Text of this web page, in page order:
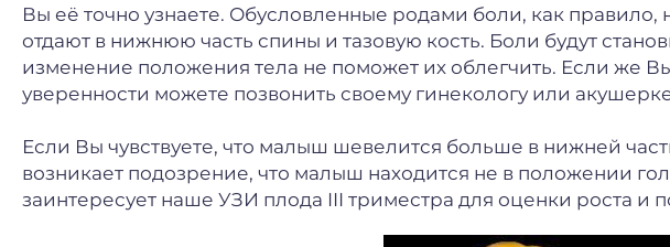
Вы её точно узнаете. Обусловленные родами боли, как правило,
отдают в нижнюю часть спины и тазовую кость. Боли будут
изменение положения тела не поможет их облегчить. Если же
уверенности можете позвонить своему гинекологу или
Если Вы чувствуете, что малыш шевелится больше в нижней
возникает подозрение, что малыш находится не в положении
заинтересует наше УЗИ плода III триместра для оценки роста и